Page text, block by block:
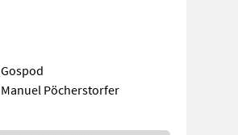
Gospod
Manuel Pöcherstorfer